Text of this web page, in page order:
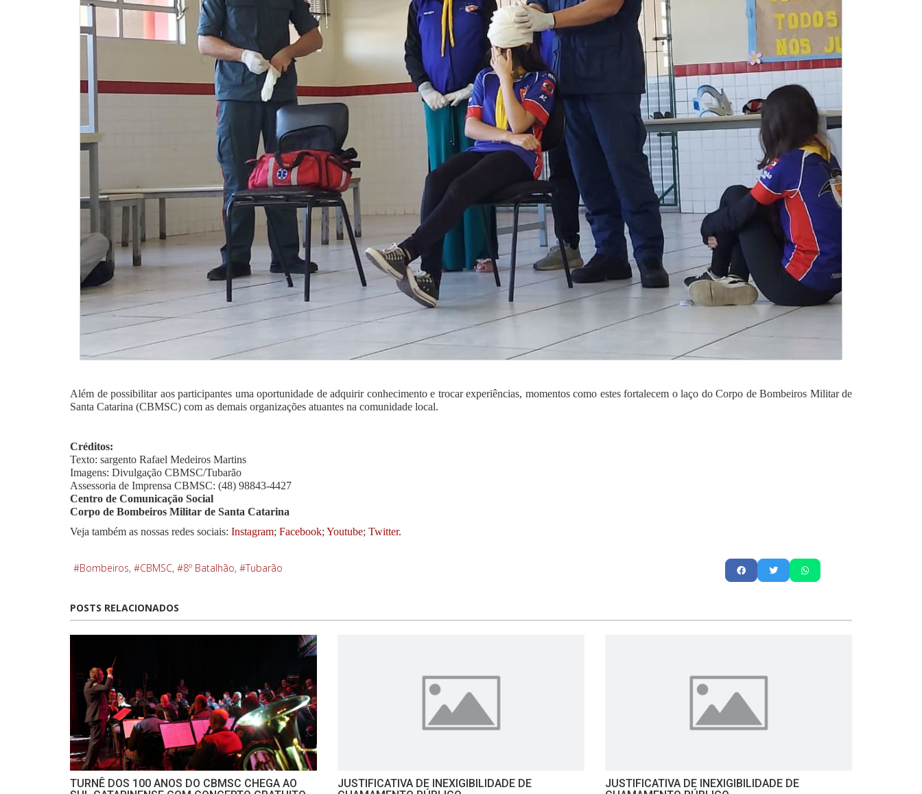
Além de possibilitar aos participantes uma oportunidade de adquirir conhecimento e trocar experiências, momentos como estes fortalecem o laço do Corpo de Bombeiros Militar de
Santa Catarina (CBMSC) com as demais organizações atuantes na comunidade local.
Créditos:
Texto: sargento Rafael Medeiros Martins
Imagens: Divulgação CBMSC/Tubarão
Assessoria de Imprensa CBMSC: (48) 98843-4427
Centro de Comunicação Social
Corpo de Bombeiros Militar de Santa Catarina
Veja também as nossas redes sociais: Instagram; Facebook; Youtube; Twitter.
Bombeiros CBMSC 8º Batalhão Tubarão
POSTS RELACIONADOS
TURNÊ DOS 100 ANOS DO CBMSC CHEGA AO
JUSTIFICATIVA DE INEXIGIBILIDADE DE
JUSTIFICATIVA DE INEXIGIBILIDADE DE